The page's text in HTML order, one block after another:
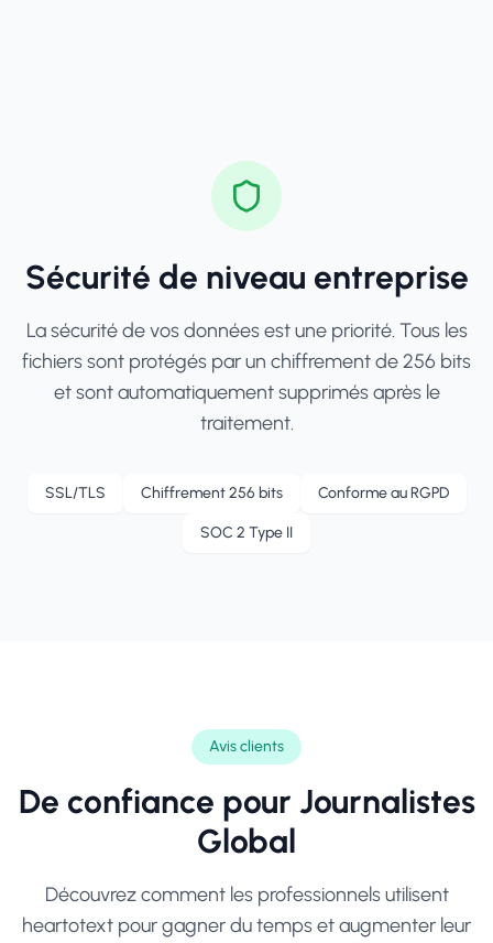
Sécurité de niveau entreprise
La sécurité de vos données est une priorité. Tous les
fichiers sont protégés par un chiffrement de 256 bits
et sont automatiquement supprimés après le
traitement.
SSL/TLS Chiffrement 256 bits Conforme au RGPD
SOC 2 Type II
Avis clients
De confiance pour Journalistes
Global
Découvrez comment les professionnels utilisent
heartotext pour gagner du temps et augmenter leur